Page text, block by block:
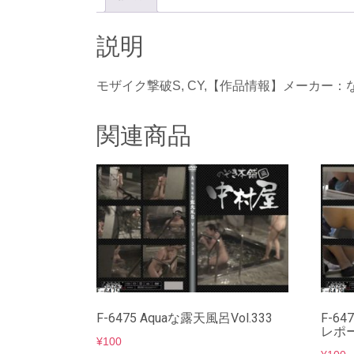
説明
モザイク撃破S, CY,【作品情報】メーカー
関連商品
F-6475 Aquaな露天風呂Vol.333
¥100
F-
レポ